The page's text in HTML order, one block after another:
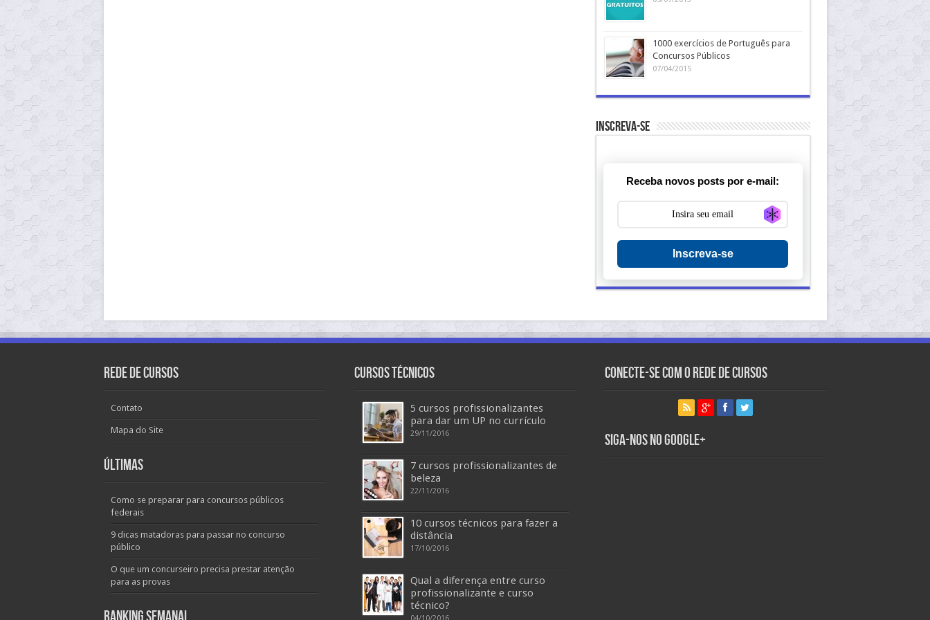
1000 exercícios de Português para
Concursos Públicos
07/04/2015
Inscreva-se
Receba novos posts por e-mail:
Inscreva-se
Rede de Cursos
Contato
Mapa do Site
Últimas
Como se preparar para concursos públicos
federais
9 dicas matadoras para passar no concurso
público
O que um concurseiro precisa prestar atenção
para as provas
Cursos Técnicos
5 cursos profissionalizantes
para dar um UP no currículo
29/11/2016
7 cursos profissionalizantes de
beleza
22/11/2016
10 cursos técnicos para fazer a
distância
17/10/2016
Qual a diferença entre curso
profissionalizante e curso
técnico?
Conecte-se com o Rede de Cursos
Siga-nos no Google+